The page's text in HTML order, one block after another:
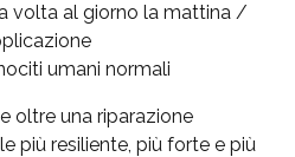
volta al giorno la mattina /
umani normali
oltre una riparazione
più resiliente, più forte e più